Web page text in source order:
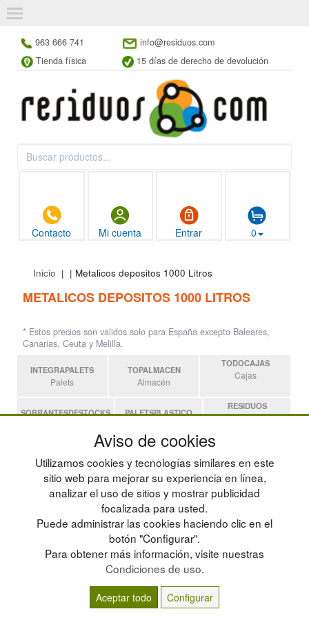
963 666 741
info@residuos.com
Tienda física
15 días de derecho de devolución
Contacto Mi cuenta Entrar 0
Inicio | | Metalicos depositos 1000 Litros
METALICOS DEPOSITOS 1000 LITROS
* Estos precios son validos solo para España excepto Baleares,
Canarias, Ceuta y Melilla.
INTEGRAPALETS
Palets
TOPALMACEN
Almacén
TODOCAJAS
Cajas
SOBRANTESDESTOCKS PALETSPLASTICO
RESIDUOS
Residuos
Estanterias
POLÍTICA DE PRIVACIDAD
CONDICIONES DE USO
CAMBIOS Y DEVOLUCIONES
CONTACTO
MAPA WEB
PREGUNTAS FRECUENTES
INGRESA A TU CUENTA
© residuos.com - Todos los derechos reservados
Aviso de cookies
Utilizamos cookies y tecnologías similares en este
sitio web para mejorar su experiencia en línea,
analizar el uso de sitios y mostrar publicidad
focalizada para usted.
Puede administrar las cookies haciendo clic en el
botón "Configurar".
Para obtener más información, visite nuestras
Condiciones de uso.
Aceptar todo Configurar